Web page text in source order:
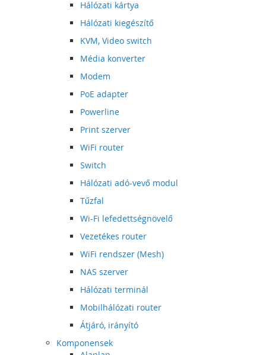
Hálózati kártya
Hálózati kiegészítő
KVM, Video switch
Média konverter
Modem
PoE adapter
Powerline
Print szerver
WiFi router
Switch
Hálózati adó-vevő modul
Tűzfal
Wi-Fi lefedettségnövelő
Vezetékes router
WiFi rendszer (Mesh)
NAS szerver
Hálózati terminál
Mobilhálózati router
Átjáró, irányító
Komponensek